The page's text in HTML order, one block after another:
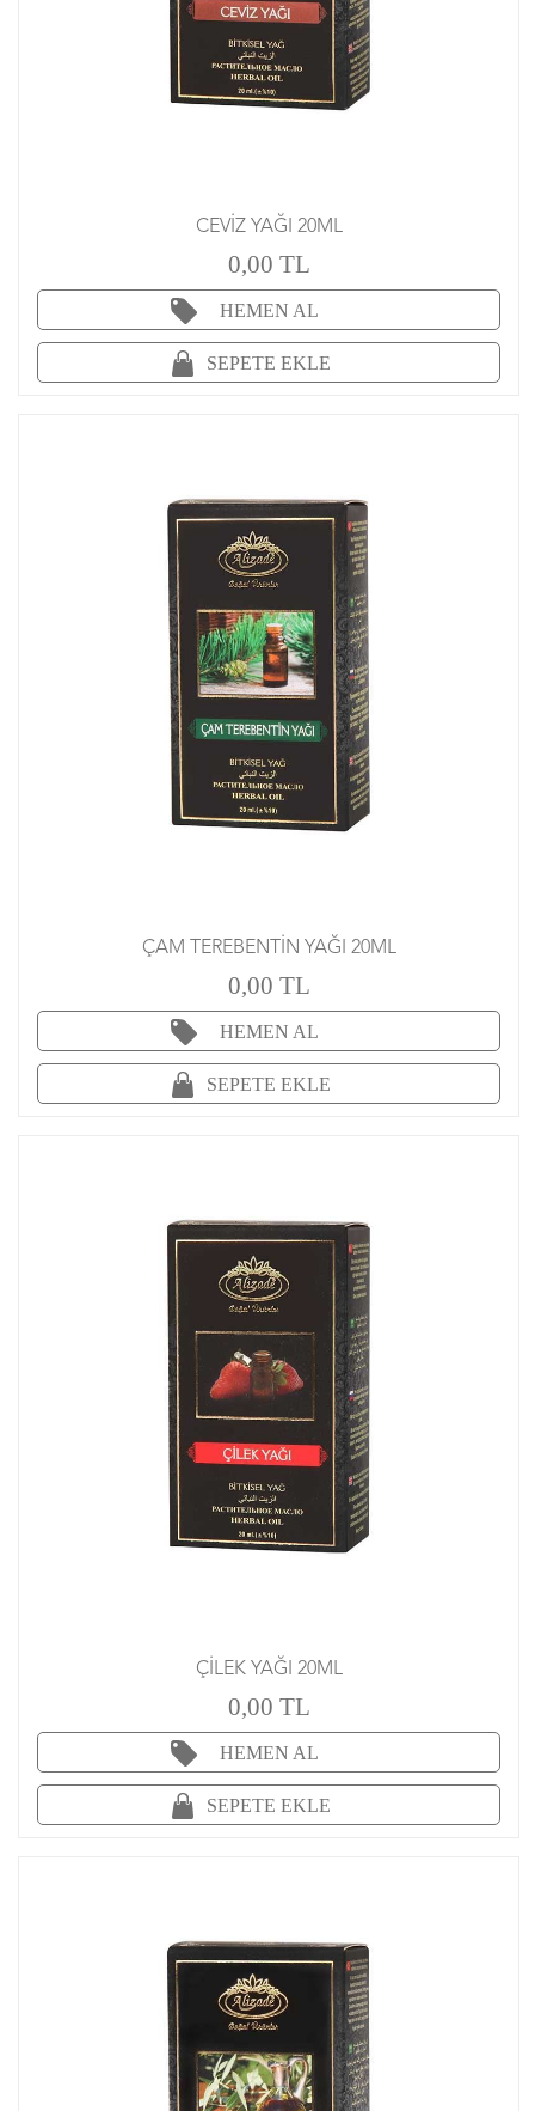
CEVİZ YAĞI 20ML
0,00 TL
HEMEN AL
SEPETE EKLE
ÇAM TEREBENTİN YAĞI 20ML
0,00 TL
HEMEN AL
SEPETE EKLE
ÇİLEK YAĞI 20ML
0,00 TL
HEMEN AL
SEPETE EKLE